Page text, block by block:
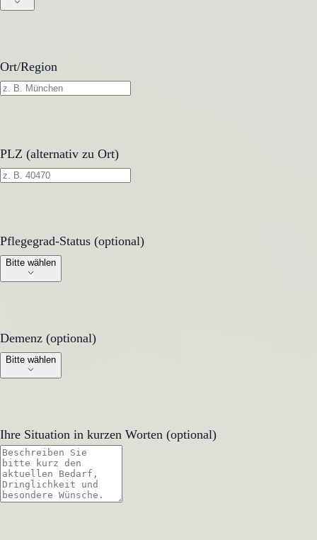
Ort/Region
PLZ (alternativ zu Ort)
Pflegegrad-Status (optional)
Pflegegrad-Status (optional)
Bitte wählen
Demenz (optional)
Demenz (optional)
Bitte wählen
Ihre Situation in kurzen Worten (optional)